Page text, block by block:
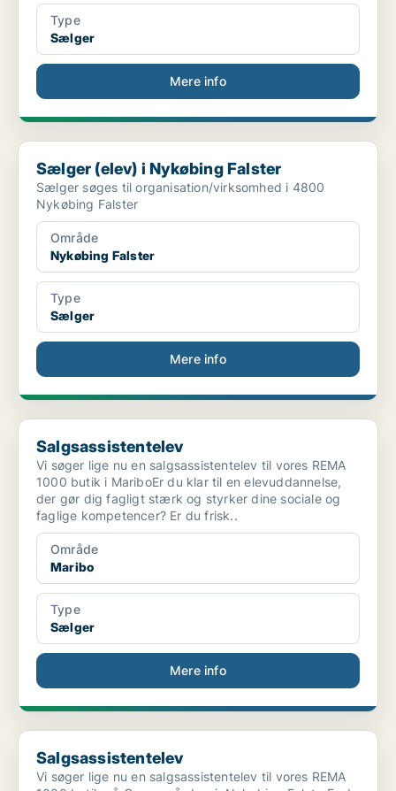
Type
Sælger
Mere info
Sælger (elev) i Nykøbing Falster
Sælger (elev) i Nykøbing Falster
Sælger søges til organisation/virksomhed i 4800
Nykøbing Falster
Område
Nykøbing Falster
Type
Sælger
Mere info
Salgsassistentelev
Salgsassistentelev
Vi søger lige nu en salgsassistentelev til vores REMA
1000 butik i MariboEr du klar til en elevuddannelse,
der gør dig fagligt stærk og styrker dine sociale og
faglige kompetencer? Er du frisk..
Område
Maribo
Type
Sælger
Mere info
Salgsassistentelev
Salgsassistentelev
Vi søger lige nu en salgsassistentelev til vores REMA